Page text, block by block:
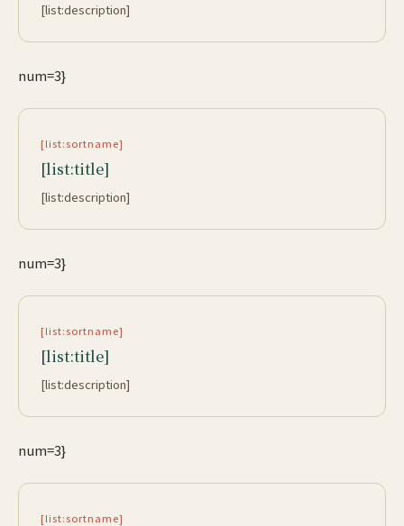
[list:description]
num=3}
[list:sortname]
[list:title]
[list:description]
num=3}
[list:sortname]
[list:title]
[list:description]
num=3}
[list:sortname]